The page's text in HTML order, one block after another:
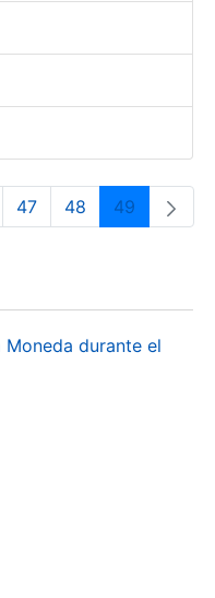
intermedias Use
Página
47 Página
48 Página
49
durante el